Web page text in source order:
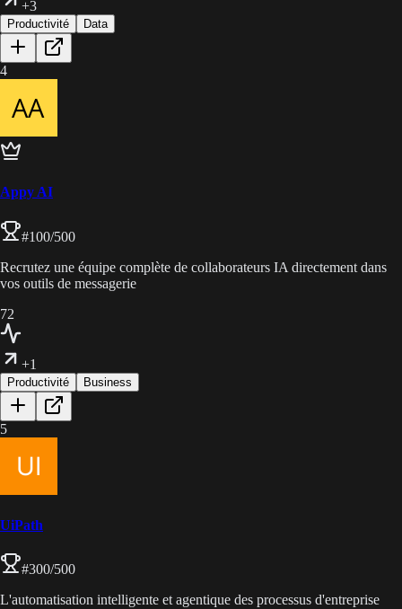
+3
Productivité Data
4
Appy AI
#100/500
Recrutez une équipe complète de collaborateurs IA directement dans
vos outils de messagerie
72
+1
Productivité Business
5
UiPath
#300/500
L'automatisation intelligente et agentique des processus d'entreprise